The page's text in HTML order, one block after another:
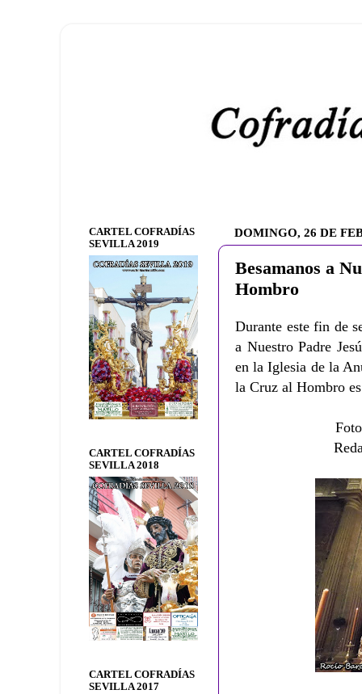
DOMINGO, 26 DE
Besamanos a
Hombro
Durante este fin de
a Nuestro Padre
en la Iglesia de la
la Cruz al Hombro
CARTEL COFRADÍAS
SEVILLA 2019
CARTEL COFRADÍAS
SEVILLA 2018
CARTEL COFRADÍAS
SEVILLA 2017